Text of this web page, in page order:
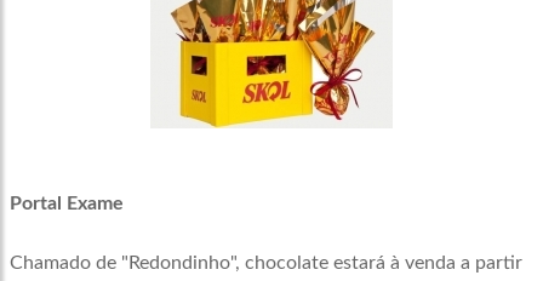
Portal Exame
Chamado de "Redondinho", chocolate estará à venda a partir